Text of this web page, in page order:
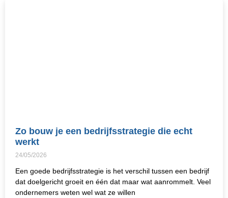
Zo bouw je een bedrijfsstrategie die echt
werkt
24/05/2026
Een goede bedrijfsstrategie is het verschil tussen een bedrijf
dat doelgericht groeit en één dat maar wat aanrommelt. Veel
ondernemers weten wel wat ze willen